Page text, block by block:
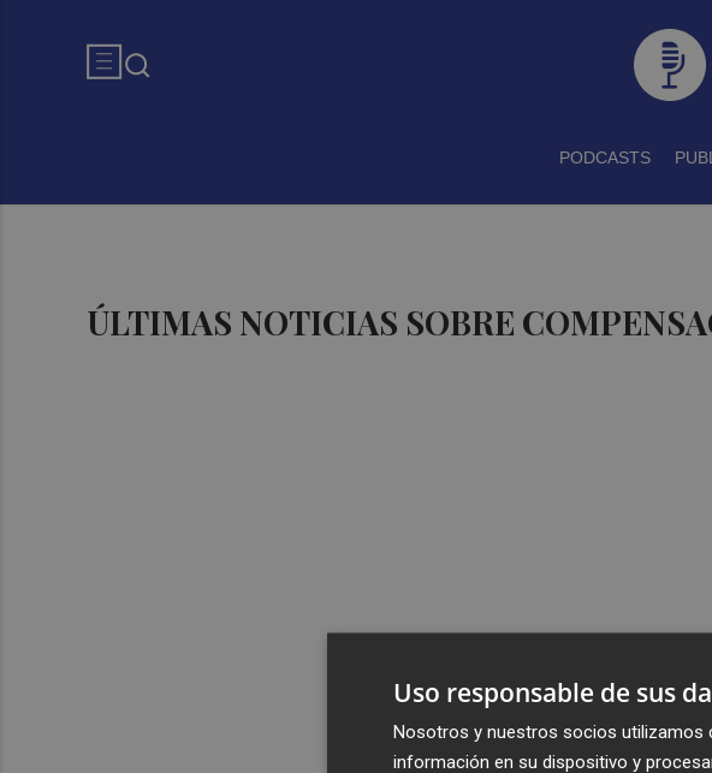
PODCASTS
ÚLTIMAS NOTICIAS SOBRE
Uso responsable de sus
Nosotros y nuestros socios utilizamos
información en su dispositivo y